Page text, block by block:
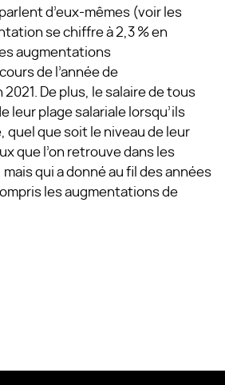
d’eux-mêmes (voir les
se chiffre à 2,3 % en
augmentations
de l’année de
De plus, le salaire de tous
leur plage salariale lorsqu’ils
quel que soit le niveau de leur
que l’on retrouve dans les
qui a donné au fil des années
les augmentations de